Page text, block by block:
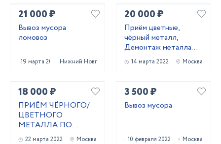
21 000 ₽
Вывоз мусора
ломовоз
19 марта 2025 Нижний Новгород
20 000 ₽
Приём цветные,
чёрный металл,
Демонтаж металла
конструкции
14 марта 2022 Москва
18 000 ₽
ПРИЁМ ЧЁРНОГО/
ЦВЕТНОГО
МЕТАЛЛА ПО
ВЫСОКОЙ ЦЕНЕ
22 марта 2022 Москва
3 500 ₽
Вывоз мусора
10 февраля 2022 Москва